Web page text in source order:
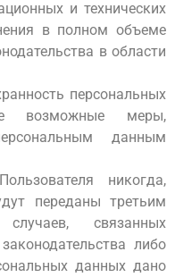
и технических
в полном объеме
в области
персональных
возможные меры,
данным
никогда,
переданы третьим
связанных
либо
данных дано